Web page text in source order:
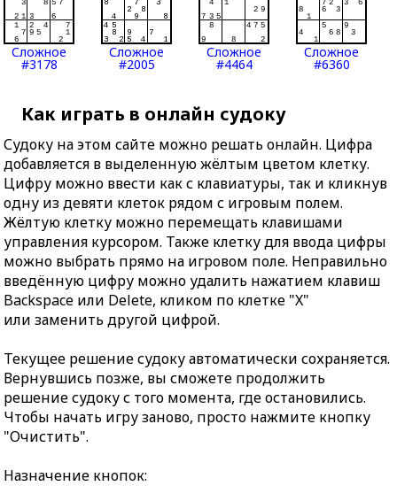
Сложное
#3178
Сложное
#2005
Сложное
#4464
Сложное
#6360
Как играть в онлайн судоку
Судоку на этом сайте можно решать онлайн. Цифра
добавляется в выделенную жёлтым цветом клетку.
Цифру можно ввести как с клавиатуры, так и кликнув
одну из девяти клеток рядом с игровым полем.
Жёлтую клетку можно перемещать клавишами
управления курсором. Также клетку для ввода цифры
можно выбрать прямо на игровом поле. Неправильно
введённую цифру можно удалить нажатием клавиш
Backspace или Delete, кликом по клетке "X"
или заменить другой цифрой.
Текущее решение судоку автоматически сохраняется.
Вернувшись позже, вы сможете продолжить
решение судоку с того момента, где остановились.
Чтобы начать игру заново, просто нажмите кнопку
"Очистить".
Назначение кнопок: